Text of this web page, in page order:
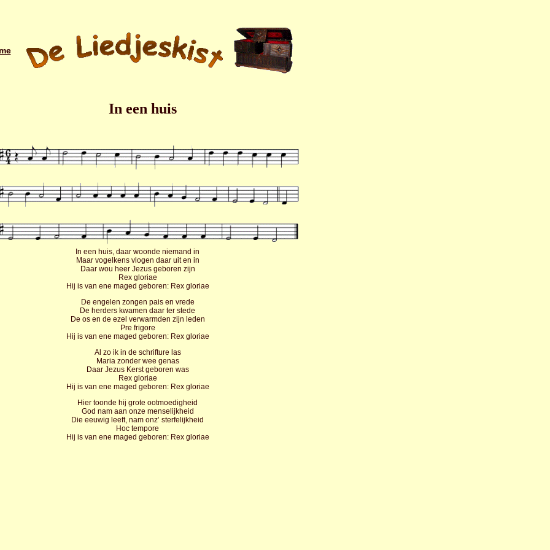
In een huis
In een huis, daar woonde niemand in
Maar vogelkens vlogen daar uit en in
Daar wou heer Jezus geboren zijn
Rex gloriae
Hij is van ene maged geboren: Rex gloriae
De engelen zongen pais en vrede
De herders kwamen daar ter stede
De os en de ezel verwarmden zijn leden
Pre frigore
Hij is van ene maged geboren: Rex gloriae
Al zo ik in de schrifture las
Maria zonder wee genas
Daar Jezus Kerst geboren was
Rex gloriae
Hij is van ene maged geboren: Rex gloriae
Hier toonde hij grote ootmoedigheid
God nam aan onze menselijkheid
Die eeuwig leeft, nam onz’ sterfelijkheid
Hoc tempore
Hij is van ene maged geboren: Rex gloriae